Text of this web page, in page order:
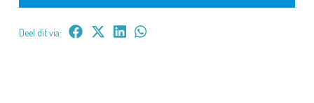
Deel dit via: